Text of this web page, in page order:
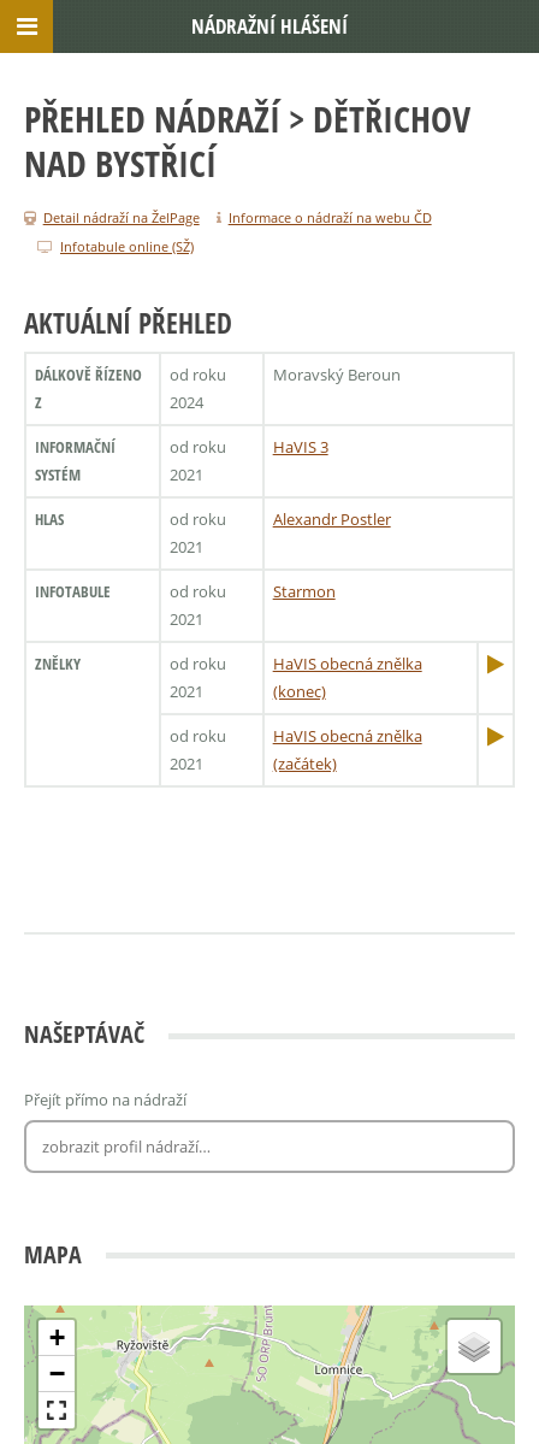
PŘEHLED NÁDRAŽÍ > DĚTŘICHOV
NAD BYSTŘICÍ
Detail nádraží na ŽelPage
Informace o nádraží na webu ČD
Infotabule online (SŽ)
AKTUÁLNÍ PŘEHLED
DÁLKOVĚ ŘÍZENO
Z
od roku
2024
Moravský Beroun
INFORMAČNÍ
SYSTÉM
od roku
2021
HaVIS 3
HLAS
od roku
2021
Alexandr Postler
INFOTABULE
od roku
2021
Starmon
ZNĚLKY
od roku
2021
HaVIS obecná znělka
(konec)
od roku
2021
HaVIS obecná znělka
(začátek)
NAŠEPTÁVAČ
Přejít přímo na nádraží
MAPA
+
−
NÁDRAŽNÍ HLÁŠENÍ